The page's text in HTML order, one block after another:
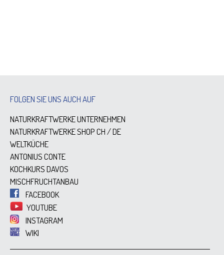
FOLGEN SIE UNS AUCH AUF
NATURKRAFTWERKE UNTERNEHMEN
NATURKRAFTWERKE SHOPCH/DE
WELTKÜCHE
ANTONIUS CONTE
KOCHKURS DAVOS
MISCHFRUCHTANBAU
FACEBOOK
YOUTUBE
INSTAGRAM
WIKI